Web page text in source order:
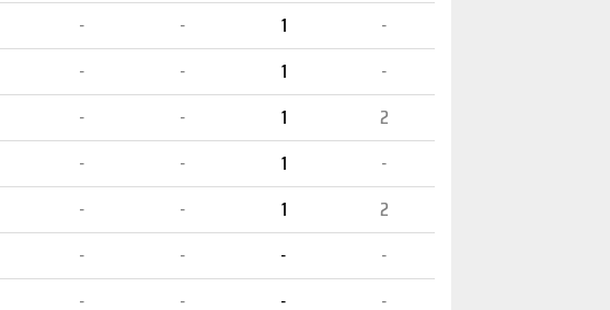
- - 1
-
- - 1
-
- - 1
2
- - 1
-
- - 1
2
- - -
-
- - -
-